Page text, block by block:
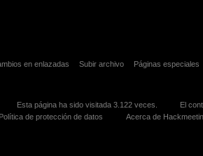
en enlazadas Subir archivo Páginas especiales
Esta página ha sido visitada 3.122 veces. El
Política de protección de datos
Acerca de